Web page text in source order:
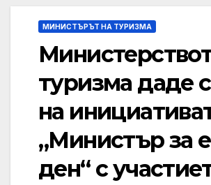
МИНИСТЪРЪТ НА ТУРИЗМА
туризма даде
на
„Министър за
ден“ с